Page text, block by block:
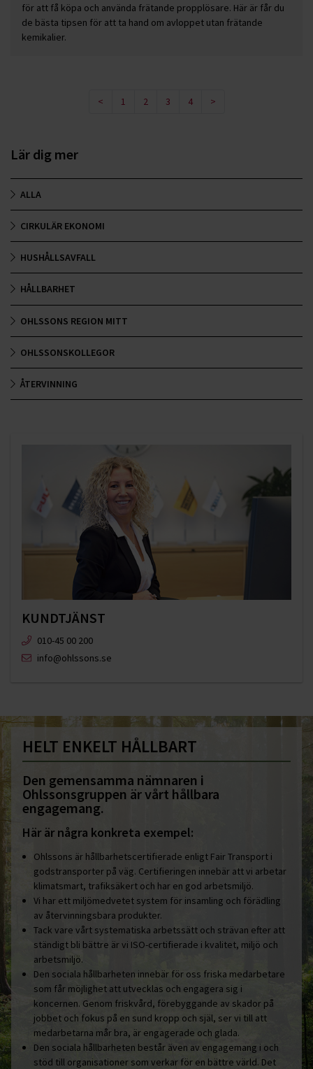
för att få köpa och använda frätande propplösare. Här är får du
de bästa tipsen för att ta hand om avloppet utan frätande
kemikalier.
< 1 2 3 4 >
Lär dig mer
ALLA
CIRKULÄR EKONOMI
HUSHÅLLSAVFALL
HÅLLBARHET
OHLSSONS REGION MITT
OHLSSONSKOLLEGOR
ÅTERVINNING
KUNDTJÄNST
010-45 00 200​
info@ohlssons.se
HELT ENKELT HÅLLBART
Den gemensamma nämnaren i
Ohlssonsgruppen är vårt hållbara
engagemang.
Här är några konkreta exempel:
Ohlssons är hållbarhetscertifierade enligt Fair Transport i
godstransporter på väg. Certifieringen innebär att vi arbetar
klimatsmart, trafiksäkert och har en god arbetsmiljö.
Vi har ett miljömedvetet system för insamling och förädling
av återvinningsbara produkter.
Tack vare vårt systematiska arbetssätt och strävan efter att
ständigt bli bättre är vi ISO-certifierade i kvalitet, miljö och
arbetsmiljö.
Den sociala hållbarheten innebär för oss friska medarbetare
som får möjlighet att utvecklas och engagera sig i
koncernen. Genom friskvård, förebyggande av skador på
jobbet och fokus på en sund kropp och själ, ser vi till att
medarbetarna mår bra, är engagerade och glada.
Den sociala hållbarheten består även av engagemang i och
stöd till organisationer som verkar för en bättre värld. Det